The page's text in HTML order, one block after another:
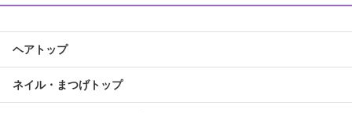
ヘアトップ
ネイル・まつげトップ